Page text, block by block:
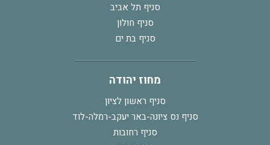
סניף תל אביב
סניף חולון
סניף בת ים
מחוז יהודה
סניף ראשון לציון
סניף נס ציונה-באר יעקב-רמלה-לוד
סניף רחובות